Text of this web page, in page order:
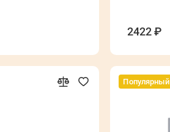
2422 ₽
Популярный